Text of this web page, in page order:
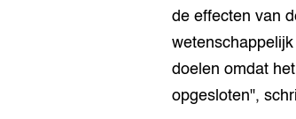
de effecten van
doelen omdat
opgesloten",